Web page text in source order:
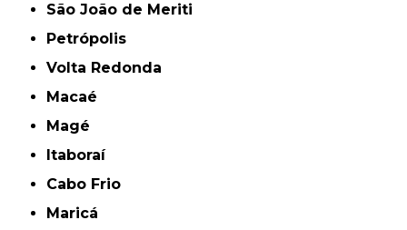
São João de Meriti
Petrópolis
Volta Redonda
Macaé
Magé
Itaboraí
Cabo Frio
Maricá